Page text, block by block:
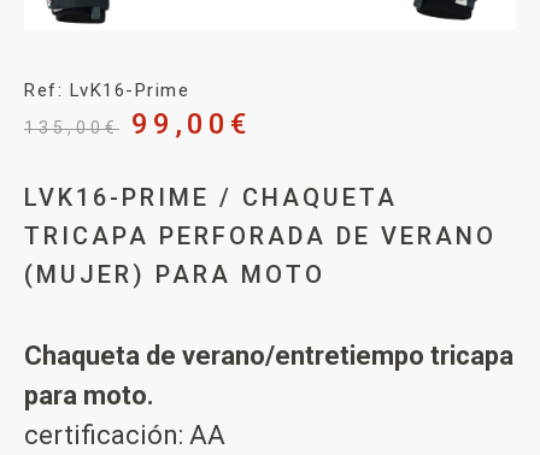
Ref: LvK16-Prime
135,00€ 99,00 €
LVK16-PRIME / CHAQUETA
TRICAPA PERFORADA DE VERANO
(MUJER) PARA MOTO
Chaqueta de verano/entretiempo tricapa
para moto.
certificación: AA